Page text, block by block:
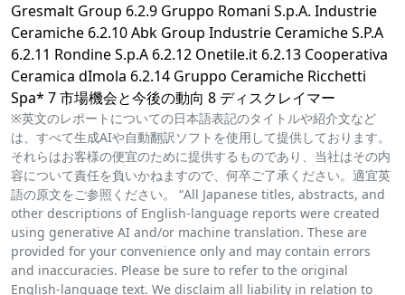
Gresmalt Group 6.2.9 Gruppo Romani S.p.A. Industrie
Ceramiche 6.2.10 Abk Group Industrie Ceramiche S.P.A
6.2.11 Rondine S.p.A 6.2.12 Onetile.it 6.2.13 Cooperativa
Ceramica dImola 6.2.14 Gruppo Ceramiche Ricchetti
Spa* 7 市場機会と今後の動向 8 ディスクレイマー
※英文のレポートについての日本語表記のタイトルや紹介文など
は、すべて生成AIや自動翻訳ソフトを使用して提供しております。
それらはお客様の便宜のために提供するものであり、当社はその内
容について責任を負いかねますので、何卒ご了承ください。適宜英
語の原文をご参照ください。 “All Japanese titles, abstracts, and
other descriptions of English-language reports were created
using generative AI and/or machine translation. These are
provided for your convenience only and may contain errors
and inaccuracies. Please be sure to refer to the original
English-language text. We disclaim all liability in relation to